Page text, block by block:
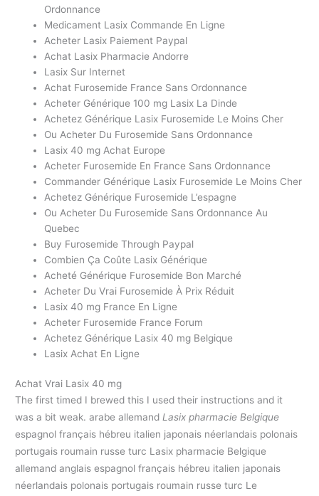
Ordonnance
Medicament Lasix Commande En Ligne
Acheter Lasix Paiement Paypal
Achat Lasix Pharmacie Andorre
Lasix Sur Internet
Achat Furosemide France Sans Ordonnance
Acheter Générique 100 mg Lasix La Dinde
Achetez Générique Lasix Furosemide Le Moins Cher
Ou Acheter Du Furosemide Sans Ordonnance
Lasix 40 mg Achat Europe
Acheter Furosemide En France Sans Ordonnance
Commander Générique Lasix Furosemide Le Moins Cher
Achetez Générique Furosemide L’espagne
Ou Acheter Du Furosemide Sans Ordonnance Au
Quebec
Buy Furosemide Through Paypal
Combien Ça Coûte Lasix Générique
Acheté Générique Furosemide Bon Marché
Acheter Du Vrai Furosemide À Prix Réduit
Lasix 40 mg France En Ligne
Acheter Furosemide France Forum
Achetez Générique Lasix 40 mg Belgique
Lasix Achat En Ligne
Achat Vrai Lasix 40 mg
The first timed I brewed this I used their instructions and it
was a bit weak. arabe allemandLasix pharmacie Belgique
espagnol français hébreu italien japonais néerlandais polonais
portugais roumain russe turc Lasix pharmacie Belgique
allemand anglais espagnol français hébreu italien japonais
néerlandais polonais portugais roumain russe turc Le